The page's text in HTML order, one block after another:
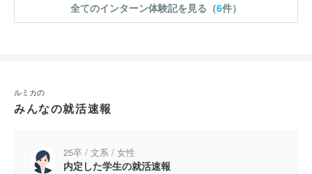
全てのインターン体験記を見る（6件）
ルミカの
みんなの就活速報
25卒 / 文系 / 女性
内定した学生の就活速報